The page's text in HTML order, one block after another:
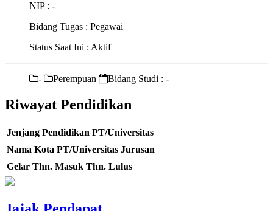
NIP : -
Bidang Tugas : Pegawai
Status Saat Ini : Aktif
- Perempuan Bidang Studi : -
Riwayat Pendidikan
Jenjang Pendidikan PT/Universitas
Nama Kota PT/Universitas Jurusan
Gelar Thn. Masuk Thn. Lulus